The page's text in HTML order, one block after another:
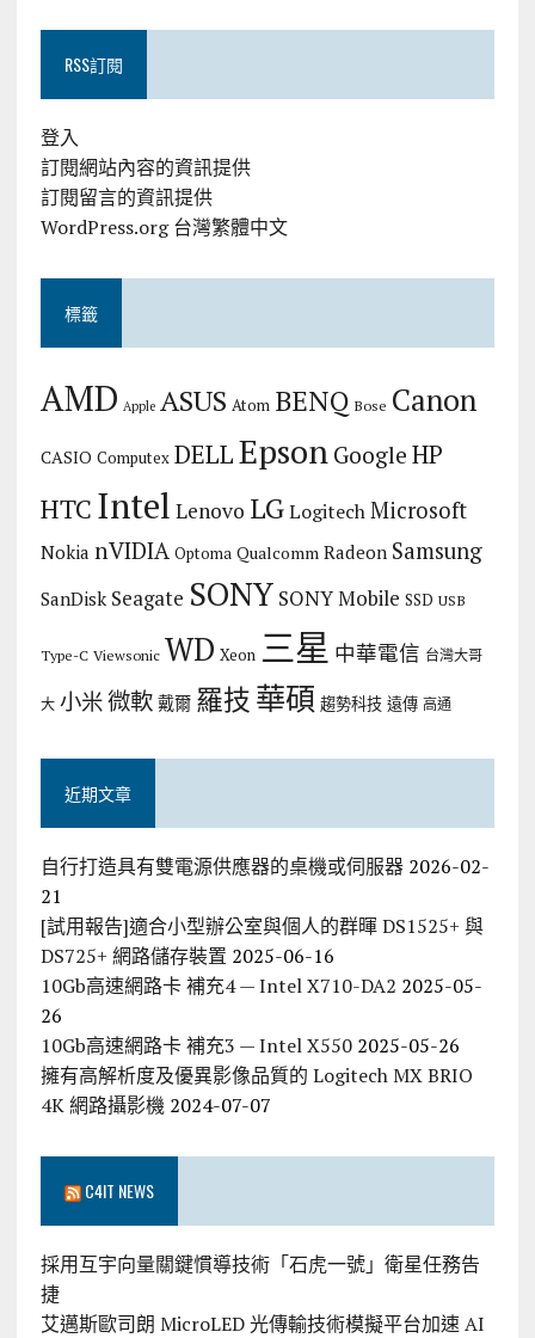
RSS訂閱
登入
訂閱網站內容的資訊提供
訂閱留言的資訊提供
WordPress.org 台灣繁體中文
標籤
AMD Apple ASUS Atom BENQ Bose Canon
CASIO Computex DELLEpson Google HP
HTC Intel Lenovo LG Logitech Microsoft
Nokia nVIDIA Optoma Qualcomm Radeon Samsung
SanDisk Seagate SONY SONY Mobile SSD USB
Type-C Viewsonic WD Xeon 三星 中華電信 台灣大哥
大 小米微軟 戴爾 羅技華碩 趨勢科技 遠傳 高通
近期文章
自行打造具有雙電源供應器的桌機或伺服器 2026-02-
21
[試用報告]適合小型辦公室與個人的群暉 DS1525+ 與
DS725+ 網路儲存裝置 2025-06-16
10Gb高速網路卡 補充4 — Intel X710-DA2 2025-05-
26
10Gb高速網路卡 補充3 — Intel X550 2025-05-26
擁有高解析度及優異影像品質的 Logitech MX BRIO
4K 網路攝影機 2024-07-07
C4IT NEWS
採用互宇向量關鍵慣導技術「石虎一號」衛星任務告
捷
艾邁斯歐司朗 MicroLED 光傳輸技術模擬平台加速 AI